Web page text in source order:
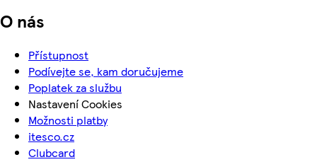
O nás
Přístupnost
Podívejte se, kam doručujeme
Poplatek za službu
Nastavení Cookies
Možnosti platby
itesco.cz
Clubcard